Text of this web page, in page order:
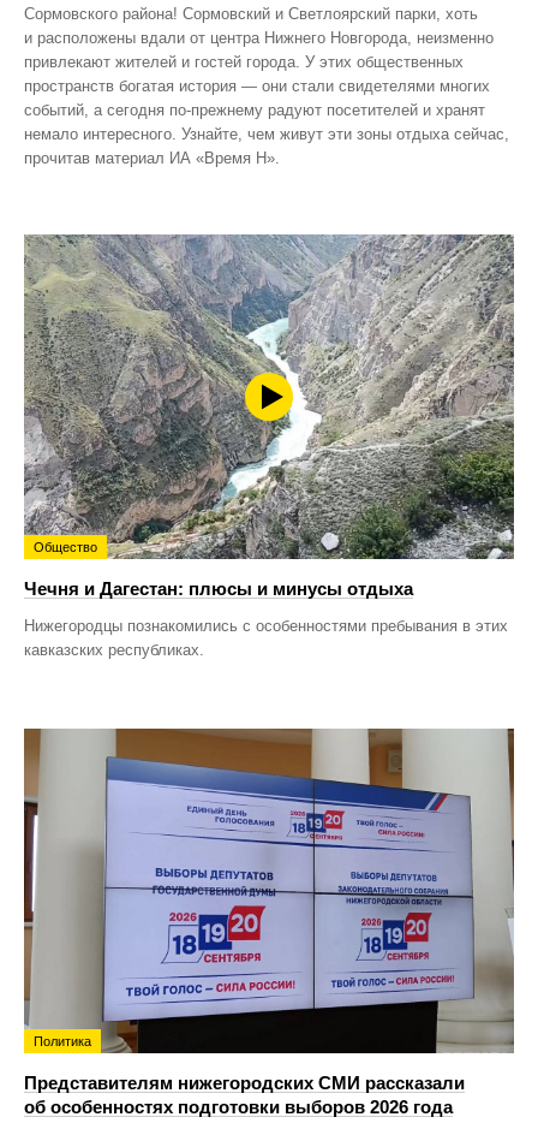
Сормовского района! Сормовский и Светлоярский парки, хоть
и расположены вдали от центра Нижнего Новгорода, неизменно
привлекают жителей и гостей города. У этих общественных
пространств богатая история — они стали свидетелями многих
событий, а сегодня по‑прежнему радуют посетителей и хранят
немало интересного. Узнайте, чем живут эти зоны отдыха сейчас,
прочитав материал ИА «Время Н».
Общество
Чечня и Дагестан: плюсы и минусы отдыха
Нижегородцы познакомились с особенностями пребывания в этих
кавказских республиках.
Политика
Представителям нижегородских СМИ рассказали
об особенностях подготовки выборов 2026 года